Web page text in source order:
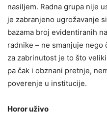
nasiljem. Radna grupa nije
je zabranjeno ugrožavanje
bazama broj evidentiranih
radnike – ne smanjuje nego
za zabrinutost je to što
pa čak i obznani pretnje,
poverenje u institucije.
Horor uživo